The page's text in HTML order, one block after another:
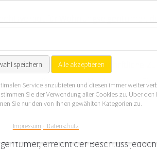
für Wohnungseigentümer,
anschreibt und um schriftliche
an die weiteren Mitglieder der
Entscheidung, über den
erreicht der Beschluss
speichern Alle akzeptieren
Service anzubieten und diesen immer weiter
Sie der Verwendung aller Cookies zu. Über den
Sie nur den von Ihnen gewählten Kategorien zu.
Impressum Datenschutz